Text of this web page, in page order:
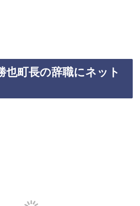
也町長の辞職にネット